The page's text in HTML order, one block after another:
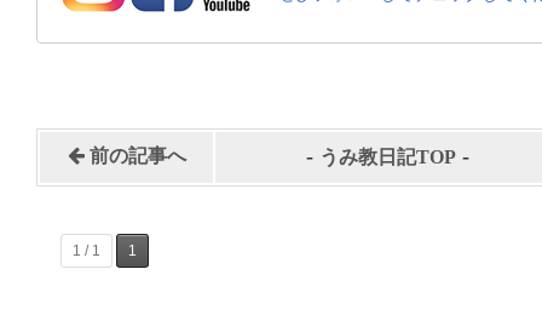
前の記事へ - うみ教日記TOP -
1 / 1 1